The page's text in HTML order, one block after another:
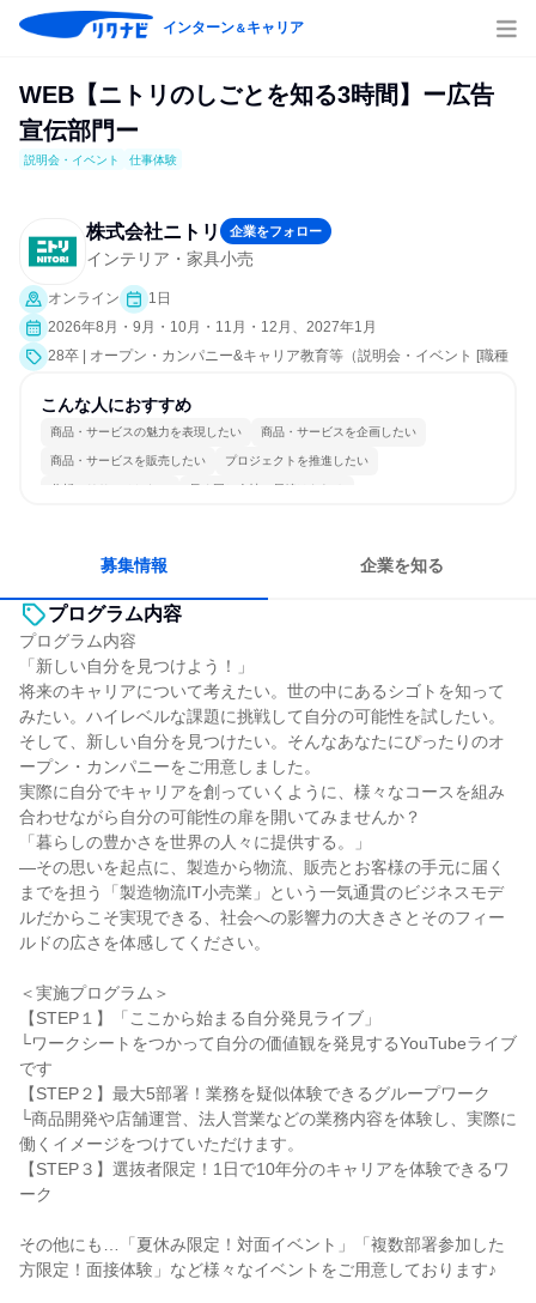
インターン＆キャリア
WEB【ニトリのしごとを知る3時間】ー広告
宣伝部門ー
説明会・イベント 仕事体験
株式会社ニトリ 企業をフォロー
インテリア・家具小売
オンライン
1日
2026年8月・9月・10月・11月・12月、2027年1月
28卒 | オープン・カンパニー&キャリア教育等（説明会・イベント [職種
こんな人におすすめ
商品・サービスの魅力を表現したい 商品・サービスを企画したい
商品・サービスを販売したい プロジェクトを推進したい
分析・リサーチしたい 長く同じ会社に居続けられる
募集情報 企業を知る
プログラム内容
プログラム内容
「新しい自分を見つけよう！」
将来のキャリアについて考えたい。世の中にあるシゴトを知って
みたい。ハイレベルな課題に挑戦して自分の可能性を試したい。
そして、新しい自分を見つけたい。そんなあなたにぴったりのオ
ープン・カンパニーをご用意しました。
実際に自分でキャリアを創っていくように、様々なコースを組み
合わせながら自分の可能性の扉を開いてみませんか？
「暮らしの豊かさを世界の人々に提供する。」
―その思いを起点に、製造から物流、販売とお客様の手元に届く
までを担う「製造物流IT小売業」という一気通貫のビジネスモデ
ルだからこそ実現できる、社会への影響力の大きさとそのフィー
ルドの広さを体感してください。
＜実施プログラム＞
【STEP１】「ここから始まる自分発見ライブ」
└ワークシートをつかって自分の価値観を発見するYouTubeライブ
です
【STEP２】最大5部署！業務を疑似体験できるグループワーク
└商品開発や店舗運営、法人営業などの業務内容を体験し、実際に
働くイメージをつけていただけます。
【STEP３】選抜者限定！1日で10年分のキャリアを体験できるワ
ーク
その他にも…「夏休み限定！対面イベント」「複数部署参加した
方限定！面接体験」など様々なイベントをご用意しております♪